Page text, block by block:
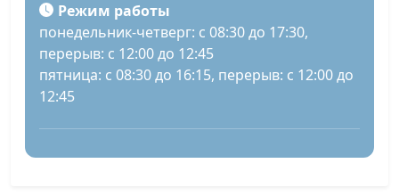
Режим работы
понедельник-четверг: с 08:30 до 17:30,
перерыв: с 12:00 до 12:45
пятница: с 08:30 до 16:15, перерыв: с 12:00 до
12:45